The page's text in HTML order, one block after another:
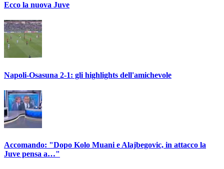
Ecco la nuova Juve
Napoli-Osasuna 2-1: gli highlights dell'amichevole
Accomando: "Dopo Kolo Muani e Alajbegovic, in attacco la
Juve pensa a…"